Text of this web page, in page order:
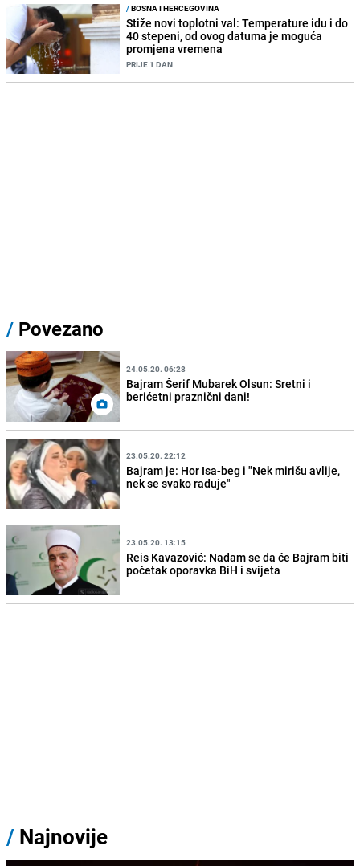
/BOSNA I HERCEGOVINA
Stiže novi toplotni val: Temperature idu i do
40 stepeni, od ovog datuma je moguća
promjena vremena
PRIJE 1 DAN
/ Povezano
24.05.20. 06:28
Bajram Šerif Mubarek Olsun: Sretni i
berićetni praznični dani!
23.05.20. 22:12
Bajram je: Hor Isa-beg i "Nek mirišu avlije,
nek se svako raduje"
23.05.20. 13:15
Reis Kavazović: Nadam se da će Bajram biti
početak oporavka BiH i svijeta
/ Najnovije